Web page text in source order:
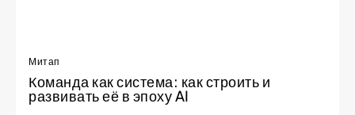
Митап
Команда как система: как строить и
развивать её в эпоху AI